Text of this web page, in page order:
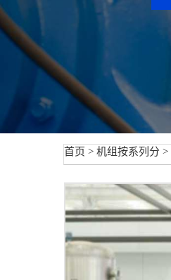
首页 > 机组按系列分 >